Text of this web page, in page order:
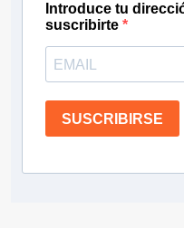
Introduce tu
suscribirte
SUSCRIBIRSE